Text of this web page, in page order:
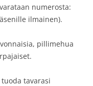
numerosta:
ilmainen).
pillimehua
tavarasi